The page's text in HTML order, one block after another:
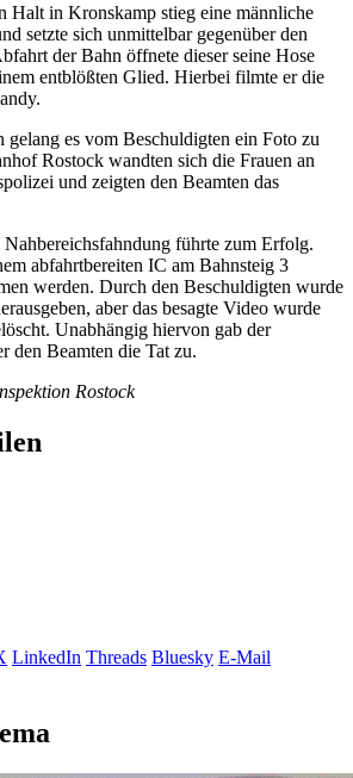
Halt in Kronskamp stieg eine männliche
setzte sich unmittelbar gegenüber den
der Bahn öffnete dieser seine Hose
entblößten Glied. Hierbei filmte er die
gelang es vom Beschuldigten ein Foto zu
Rostock wandten sich die Frauen an
und zeigten den Beamten das
führte zum Erfolg.
abfahrtbereiten IC am Bahnsteig 3
werden. Durch den Beschuldigten wurde
aber das besagte Video wurde
Unabhängig hiervon gab der
den Beamten die Tat zu.
Rostock
LinkedIn Threads Bluesky E-Mail